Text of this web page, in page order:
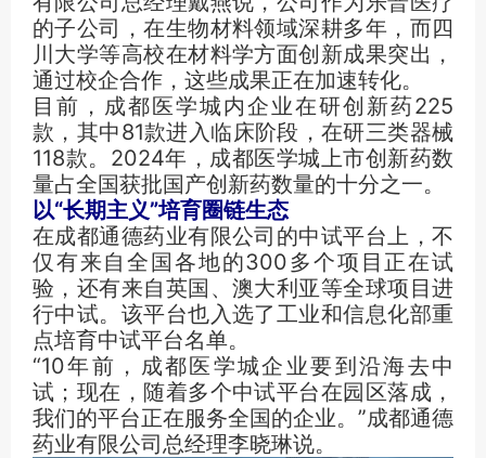
的子公司，在生物材料领域深耕多年，而四
川大学等高校在材料学方面创新成果突出，
通过校企合作，这些成果正在加速转化。
目前，成都医学城内企业在研创新药225
款，其中81款进入临床阶段，在研三类器械
118款。2024年，成都医学城上市创新药数
量占全国获批国产创新药数量的十分之一。
以“长期主义”培育圈链生态
在成都通德药业有限公司的中试平台上，不
仅有来自全国各地的300多个项目正在试
验，还有来自英国、澳大利亚等全球项目进
行中试。该平台也入选了工业和信息化部重
点培育中试平台名单。
“10年前，成都医学城企业要到沿海去中
试；现在，随着多个中试平台在园区落成，
我们的平台正在服务全国的企业。”成都通德
药业有限公司总经理李晓琳说。